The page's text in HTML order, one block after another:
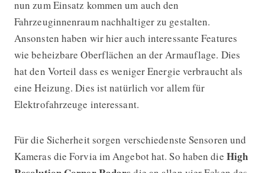
nun zum Einsatz kommen um auch den
Fahrzeuginnenraum nachhaltiger zu gestalten.
Ansonsten haben wir hier auch interessante Features
wie beheizbare Oberflächen an der Armauflage. Dies
hat den Vorteil dass es weniger Energie verbraucht als
eine Heizung. Dies ist natürlich vor allem für
Elektrofahrzeuge interessant.
Für die Sicherheit sorgen verschiedenste Sensoren und
Kameras die Forvia im Angebot hat. So haben die High